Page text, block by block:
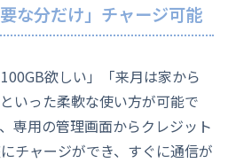
な分だけ」チャージ可能
欲しい」「来月は家から
いった柔軟な使い方が可能で
専用の管理画面からクレジット
チャージができ、すぐに通信が